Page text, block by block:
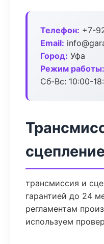
Телефон: +7-
Email:
Город: Уфа
Режим работы:
Сб-Вс: 10:00-
трансмиссия и
гарантией до 24
регламентам
используем